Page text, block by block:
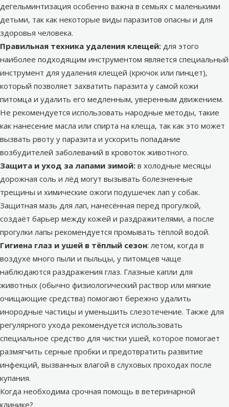
дегельминтизация особенно важна в семьях с маленькими
детьми, так как некоторые виды паразитов опасны и для
здоровья человека.
Правильная техника удаления клещей: для этого
наиболее подходящим инструментом является специальный
инструмент для удаления клещей (крючок или пинцет),
который позволяет захватить паразита у самой кожи
питомца и удалить его медленным, уверенным движением.
Не рекомендуется использовать народные методы, такие
как нанесение масла или спирта на клеща, так как это может
вызвать рвоту у паразита и ускорить попадание
возбудителей заболеваний в кровоток животного.
Защита и уход за лапами зимой: в холодные месяцы
дорожная соль и лёд могут вызывать болезненные
трещины и химические ожоги подушечек лап у собак.
Защитная мазь для лап, нанесённая перед прогулкой,
создаёт барьер между кожей и раздражителями, а после
прогулки лапы рекомендуется промывать тёплой водой.
Гигиена глаз и ушей в тёплый сезон: летом, когда в
воздухе много пыли и пыльцы, у питомцев чаще
наблюдаются раздражения глаз. Глазные капли для
животных (обычно физиологический раствор или мягкие
очищающие средства) помогают бережно удалить
инородные частицы и уменьшить слезотечение. Также для
регулярного ухода рекомендуется использовать
специальное средство для чистки ушей, которое помогает
размягчить серные пробки и предотвратить развитие
инфекций, вызванных влагой в слуховых проходах после
купания.
Когда необходима срочная помощь в ветеринарной
клинике?